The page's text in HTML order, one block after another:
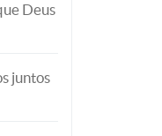
Deus
juntos